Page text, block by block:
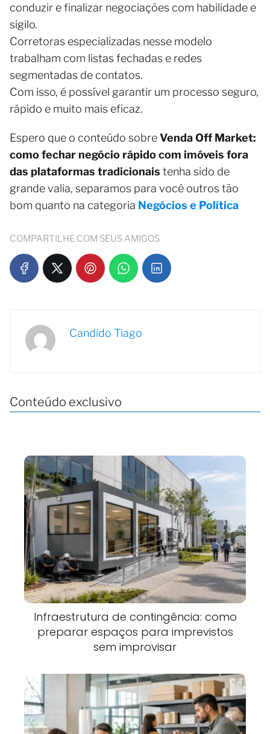
conduzir e finalizar negociações com habilidade e
sigilo.
Corretoras especializadas nesse modelo
trabalham com listas fechadas e redes
segmentadas de contatos.
Com isso, é possível garantir um processo seguro,
rápido e muito mais eficaz.
Espero que o conteúdo sobreVenda Off Market:
como fechar negócio rápido com imóveis fora
das plataformas tradicionais tenha sido de
grande valia, separamos para você outros tão
bom quanto na categoria Negócios e Política
COMPARTILHE COM SEUS AMIGOS
Candido Tiago
Conteúdo exclusivo
Infraestrutura de contingência: como
preparar espaços para imprevistos
sem improvisar